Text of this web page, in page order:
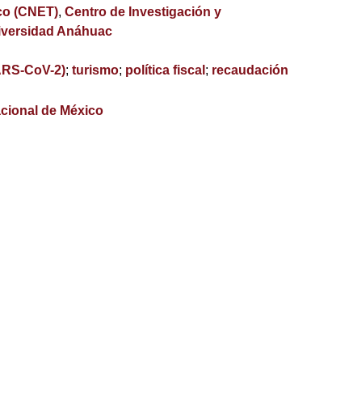
(CNET),Centro de Investigación y
Anáhuac
CoV-2);turismo; política fiscal ; recaudación
de México